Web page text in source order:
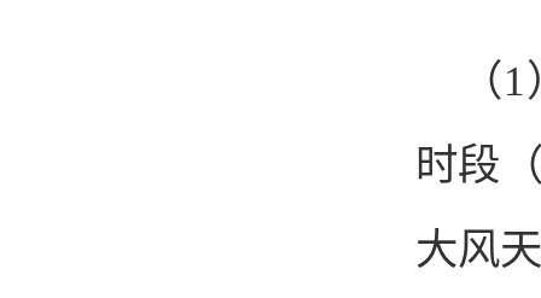
（
时段
大风